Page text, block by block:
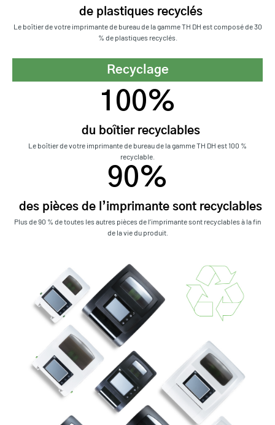
de plastiques recyclés
Le boîtier de votre imprimante de bureau de la gamme TH DH est composé de 30
% de plastiques recyclés.
Recyclage
100%
du boîtier recyclables
Le boîtier de votre imprimante de bureau de la gamme TH DH est 100 %
recyclable.
90%
des pièces de l’imprimante sont recyclables
Plus de 90 % de toutes les autres pièces de l’imprimante sont recyclables à la fin
de la vie du produit.